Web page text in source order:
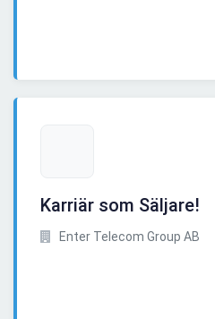
Karriär som Säljare!
Enter Telecom Group AB